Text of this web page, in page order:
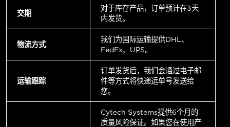
交期
对于库存产品，订单预计在3天
内发货。
物流方式
我们为国际运输提供DHL、
FedEx、UPS。
运输跟踪
订单发货后，我们会通过电子邮
件等方式将快递运单号发送给
您。
Cytech Systems提供6个月的
质量风险保证。如果您在使用产